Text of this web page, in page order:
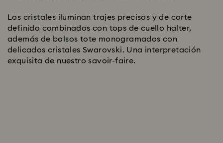
Los cristales iluminan trajes precisos y de corte
definido combinados con tops de cuello halter,
además de bolsos tote monogramados con
delicados cristales Swarovski. Una interpretación
exquisita de nuestro savoir-faire.